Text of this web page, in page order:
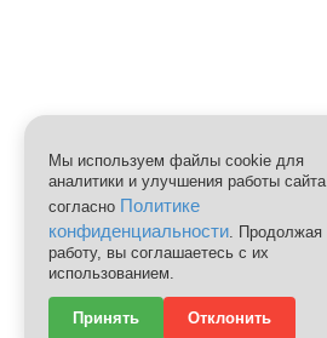
Мы используем файлы cookie для
аналитики и улучшения работы сайта
согласно Политике
конфиденциальности. Продолжая
работу, вы соглашаетесь с их
использованием.
Принять Отклонить